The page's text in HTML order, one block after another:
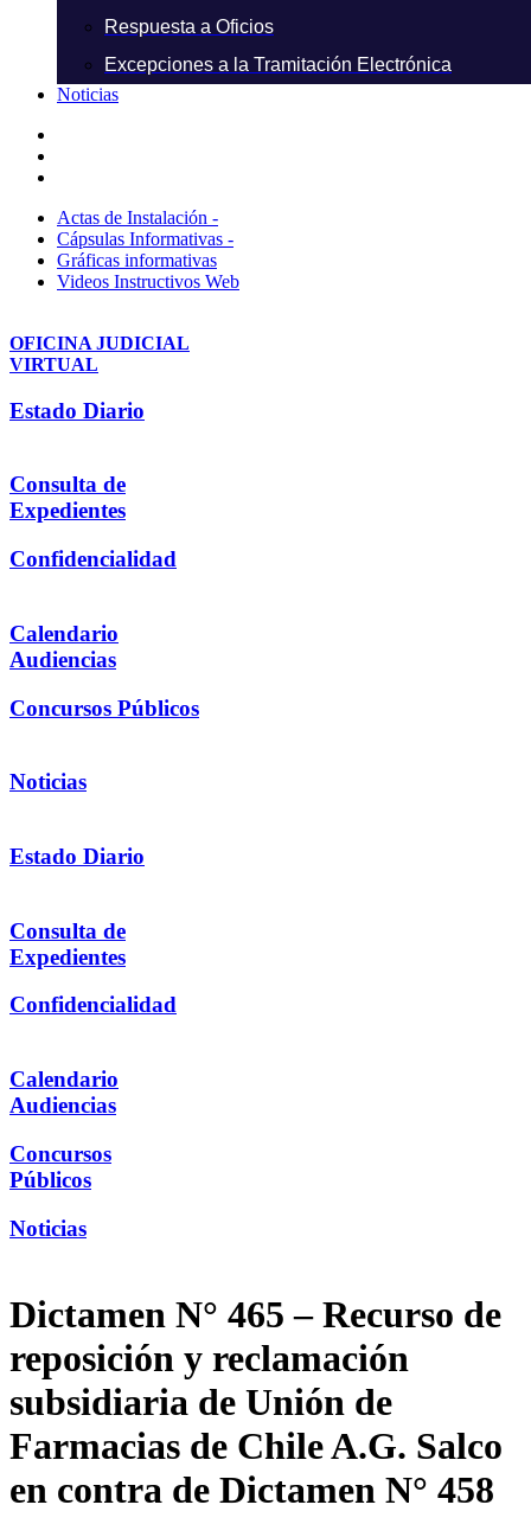
Respuesta a Oficios
Excepciones a la Tramitación Electrónica
Noticias
Actas de Instalación -
Cápsulas Informativas -
Gráficas informativas
Videos Instructivos Web
OFICINA JUDICIAL
VIRTUAL
Estado Diario
Consulta de
Expedientes
Confidencialidad
Calendario
Audiencias
Concursos Públicos
Noticias
Estado Diario
Consulta de
Expedientes
Confidencialidad
Calendario
Audiencias
Concursos
Públicos
Noticias
Dictamen N° 465 – Recurso de
reposición y reclamación
subsidiaria de Unión de
Farmacias de Chile A.G. Salco
en contra de Dictamen N° 458